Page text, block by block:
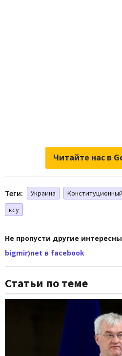
Читайте нас в
Теги: Украина
ксу
Не пропусти другие
bigmir)net в facebook
Статьи по теме